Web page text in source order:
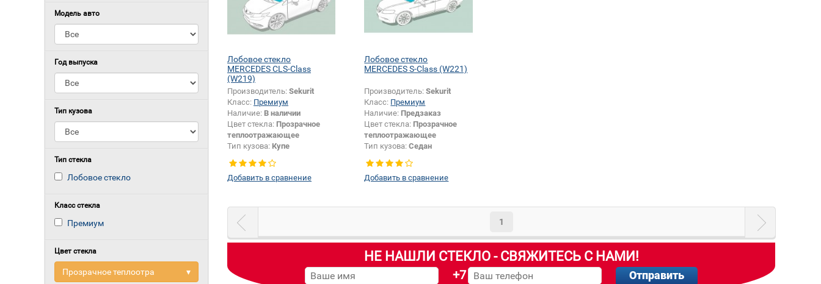
Модель авто
Год выпуска
Тип кузова
Тип стекла
Лобовое стекло
Класс стекла
Премиум
Цвет стекла
▾
Прозрачное теплоотра
Лобовое стекло
MERCEDES CLS-Class
(W219)
Производитель: Sekurit
Класс: Премиум
Наличие: В наличии
Цвет стекла: Прозрачное
теплоотражающее
Тип кузова: Купе
Изменение привулк.
молдинга: Да
Добавить в сравнение
Лобовое стекло
MERCEDES S-Class (W221)
Производитель:Sekurit
Класс: Премиум
Наличие: Предзаказ
Цвет стекла: Прозрачное
теплоотражающее
Тип кузова:Седан
Добавить в сравнение
1
НЕ НАШЛИ СТЕКЛО - СВЯЖИТЕСЬ С НАМИ!
+7 Отправить